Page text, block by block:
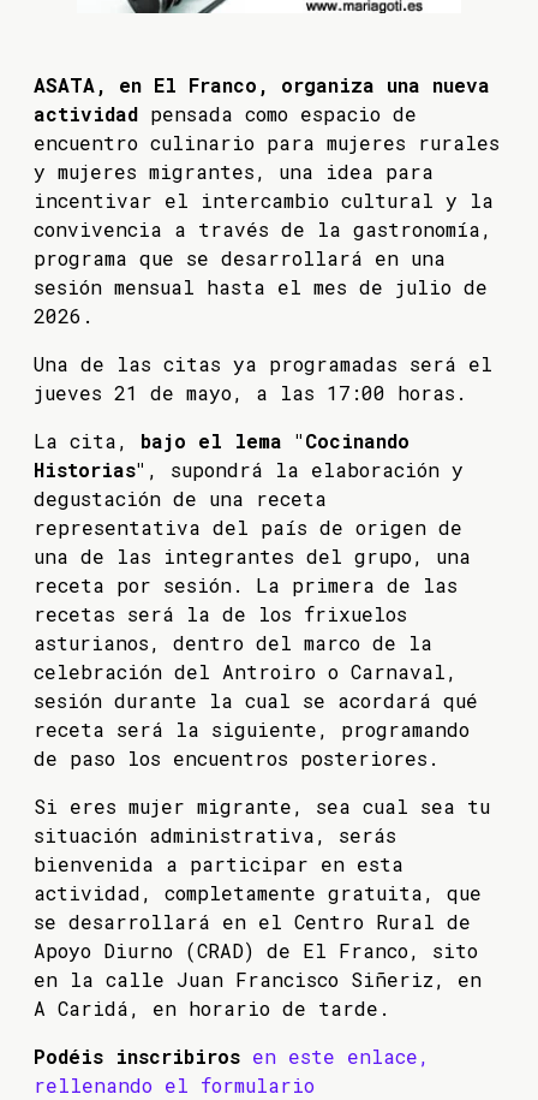
ASATA, en El Franco, organiza una nueva
actividad pensada como espacio de
encuentro culinario para mujeres rurales
y mujeres migrantes, una idea para
incentivar el intercambio cultural y la
convivencia a través de la gastronomía,
programa que se desarrollará en una
sesión mensual hasta el mes de julio de
2026.
Una de las citas ya programadas será el
jueves 21 de mayo, a las 17:00 horas.
La cita, bajo el lema "Cocinando
Historias" , supondrá la elaboración y
degustación de una receta
representativa del país de origen de
una de las integrantes del grupo, una
receta por sesión. La primera de las
recetas será la de los frixuelos
asturianos, dentro del marco de la
celebración del Antroiro o Carnaval,
sesión durante la cual se acordará qué
receta será la siguiente, programando
de paso los encuentros posteriores.
Si eres mujer migrante, sea cual sea tu
situación administrativa, serás
bienvenida a participar en esta
actividad, completamente gratuita, que
se desarrollará en el Centro Rural de
Apoyo Diurno (CRAD) de El Franco, sito
en la calle Juan Francisco Siñeriz, en
A Caridá, en horario de tarde.
Podéis inscribiros en este enlace,
rellenando el formulario